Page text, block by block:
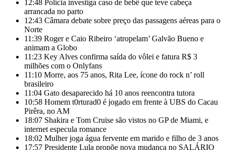
12:48 Polícia investiga caso de bebê que teve cabeça
arrancada no parto
12:43 Câmara debate sobre preço das passagens aéreas para o
Norte
11:39 Roger e Caio Ribeiro ‘atropelam’ Galvão Bueno e
animam a Globo
11:23 Key Alves confirma saída do vôlei e fatura R$ 3
milhões com o Onlyfans
11:10 Morre, aos 75 anos, Rita Lee, ícone do rock n’ roll
brasileiro
11:04 Gato desaparecido há 10 anos reencontra tutora
10:58 Homem t0rturad0 é jogado em frente à UBS do Cacau
Pirêra, no AM
18:07 Shakira e Tom Cruise são vistos no GP de Miami, e
internet especula romance
18:02 Mulher joga água fervente em marido e filho de 3 anos
17:57 Presidente Lula propõe nova mudança no SALÁRIO